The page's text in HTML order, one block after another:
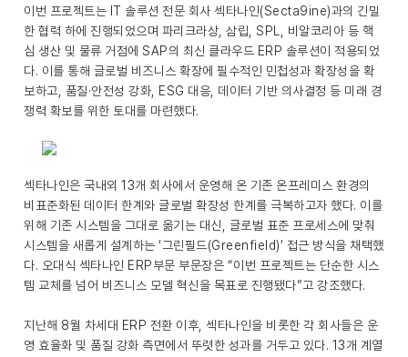
이번 프로젝트는 IT 솔루션 전문 회사 섹타나인(Secta9ine)과의 긴밀
한 협력 하에 진행되었으며 파리크라상, 삼립, SPL, 비알코리아 등 핵
심 생산 및 물류 거점에 SAP의 최신 클라우드 ERP 솔루션이 적용되었
다. 이를 통해 글로벌 비즈니스 확장에 필수적인 민첩성과 확장성을 확
보하고, 품질·안전성 강화, ESG 대응, 데이터 기반 의사결정 등 미래 경
쟁력 확보를 위한 토대를 마련했다.
섹타나인은 국내외 13개 회사에서 운영해 온 기존 온프레미스 환경의
비표준화된 데이터 한계와 글로벌 확장성 한계를 극복하고자 했다. 이를
위해 기존 시스템을 그대로 옮기는 대신, 글로벌 표준 프로세스에 맞춰
시스템을 새롭게 설계하는 ‘그린필드(Greenfield)’ 접근 방식을 채택했
다. 오대식 섹타나인 ERP부문 부문장은 “이번 프로젝트는 단순한 시스
템 교체를 넘어 비즈니스 모델 혁신을 목표로 진행됐다”고 강조했다.
지난해 8월 차세대 ERP 전환 이후, 섹타나인을 비롯한 각 회사들은 운
영 효율화 및 품질 강화 측면에서 뚜렷한 성과를 거두고 있다. 13개 계열